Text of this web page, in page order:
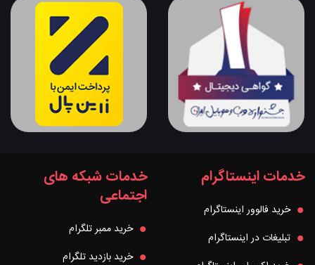
خدمات اینستاگرام
خرید فالوور اینستاگرام
تبلیغات در اینستاگرام
خدمات شبکه های
اجتماعی
خرید ممبر تلگرام
خرید بازدید تلگرام